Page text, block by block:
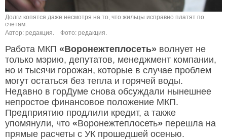
Долги копятся даже несмотря на то, что жильцы исправно платят по
счетам.
Автор: редакция.
Фото: редакция.
Работа МКП «Воронежтеплосеть» волнует не
только мэрию, депутатов, менеджмент компании,
но и тысячи горожан, которые в случае проблем
могут остаться без тепла и горячей воды.
Недавно в горДуме снова обсуждали нынешнее
непростое финансовое положение МКП.
Предприятию продлили кредит, а также
упомянули, что «Воронежтеплосеть» перешла на
прямые расчеты с УК прошедшей осенью.